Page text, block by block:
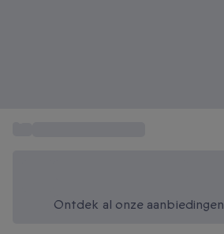
Ontdek al onze aanbiedingen